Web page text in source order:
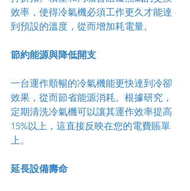
效率，使得冷氣機必須工作更久才能達
到預設的溫度，從而增加耗電量。
節約能源與降低開支
一台運作順暢的冷氣機能更快達到冷卻
效果，從而節省能源消耗。根據研究，
定期清洗冷氣機可以讓其運作效率提高
15%以上，這直接反映在您的電費賬單
上。
延長設備壽命